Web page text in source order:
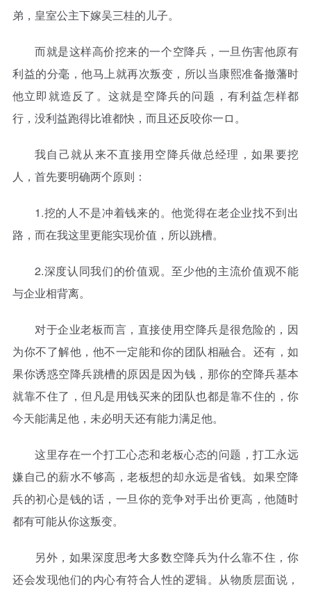
弟，皇室公主下嫁吴三桂的儿子。
而就是这样高价挖来的一个空降兵，一旦伤害他原有
利益的分毫，他马上就再次叛变，所以当康熙准备撤藩时
他立即就造反了。这就是空降兵的问题，有利益怎样都
行，没利益跑得比谁都快，而且还反咬你一ロ。
我自己就从来不直接用空降兵做总经理，如果要挖
人，首先要明确两个原则：
1.挖的人不是冲着钱来的。他觉得在老企业找不到出
路，而在我这里更能实现价值，所以跳槽。
2.深度认同我们的价值观。至少他的主流价值观不能
与企业相背离。
对于企业老板而言，直接使用空降兵是很危险的，因
为你不了解他，他不一定能和你的团队相融合。还有，如
果你诱惑空降兵跳槽的原因是因为钱，那你的空降兵基本
就靠不住了，但凡是用钱买来的团队也都是靠不住的，你
今天能满足他，未必明天还有能力满足他。
这里存在一个打工心态和老板心态的问题，打工永远
嫌自己的薪水不够高，老板想的却永远是省钱。如果空降
兵的初心是钱的话，一旦你的竞争对手出价更高，他随时
都有可能从你这叛变。
另外，如果深度思考大多数空降兵为什么靠不住，你
还会发现他们的内心有符合人性的逻辑。从物质层面说，